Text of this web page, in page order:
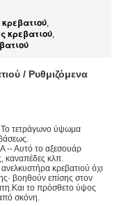
,
κρεβατιού,
/ Ρυθμιζόμενα
τετράγωνο ύψωμα
Αυτό το αξεσουάρ
καναπέδες κλπ.
κρεβατιού όχι
βοηθούν επίσης στον
το πρόσθετο ύψος
σκόνη.